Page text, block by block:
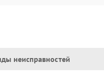
неисправностей